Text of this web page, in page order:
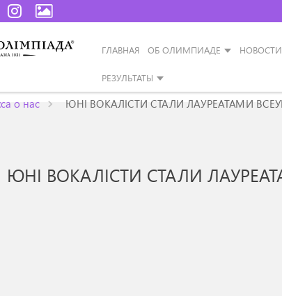
ГЛАВНАЯ ОБ ОЛИМПИАДЕ НОВОСТИ
РЕЗУЛЬТАТЫ
о нас ЮНІ ВОКАЛІСТИ СТАЛИ ЛАУРЕАТАМИ
ЮНІ ВОКАЛІСТИ СТАЛИ